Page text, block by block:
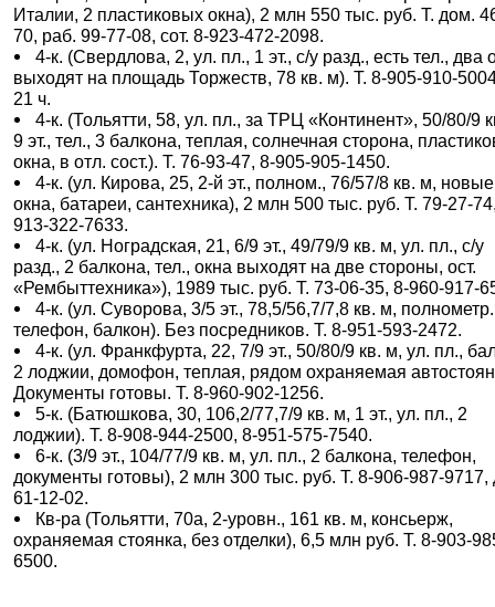
Италии, 2 пластиковых окна), 2 млн 550 тыс. руб. Т. дом.
70, раб. 99-77-08, сот. 8-923-472-2098.
4-к. (Свердлова, 2, ул. пл., 1 эт., с/у разд., есть тел., два
выходят на площадь Торжеств, 78 кв. м). Т. 8-905-910-
21 ч.
4-к. (Тольятти, 58, ул. пл., за ТРЦ «Континент», 50/80/9
9 эт., тел., 3 балкона, теплая, солнечная сторона,
окна, в отл. сост.). Т. 76-93-47, 8-905-905-1450.
4-к. (ул. Кирова, 25, 2-й эт., полном., 76/57/8 кв. м, новые
окна, батареи, сантехника), 2 млн 500 тыс. руб. Т. 79-27-
913-322-7633.
4-к. (ул. Ноградская, 21, 6/9 эт., 49/79/9 кв. м, ул. пл., с/у
разд., 2 балкона, тел., окна выходят на две стороны, ост.
«Рембыттехника»), 1989 тыс. руб. Т. 73-06-35, 8-960-917-
4-к. (ул. Суворова, 3/5 эт., 78,5/56,7/7,8 кв. м,
телефон, балкон). Без посредников. Т. 8-951-593-2472.
4-к. (ул. Франкфурта, 22, 7/9 эт., 50/80/9 кв. м, ул. пл.,
2 лоджии, домофон, теплая, рядом охраняемая
Документы готовы. Т. 8-960-902-1256.
5-к. (Батюшкова, 30, 106,2/77,7/9 кв. м, 1 эт., ул. пл., 2
лоджии). Т. 8-908-944-2500, 8-951-575-7540.
6-к. (3/9 эт., 104/77/9 кв. м, ул. пл., 2 балкона, телефон,
документы готовы), 2 млн 300 тыс. руб. Т. 8-906-987-9717,
61-12-02.
Кв-ра (Тольятти, 70а, 2-уровн., 161 кв. м, консьерж,
охраняемая стоянка, без отделки), 6,5 млн руб. Т. 8-903-
6500.